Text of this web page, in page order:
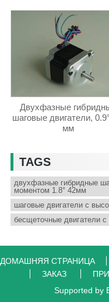
Двухфазные
шаговые двигатели,
мм
TAGS
двухфазные гибридные
моментом 1.8° 42мм
шаговые двигатели с
бесщеточные двигатели
ДОМАШНЯЯ СТРАНИЦА
ЗАКАЗ
Supported by